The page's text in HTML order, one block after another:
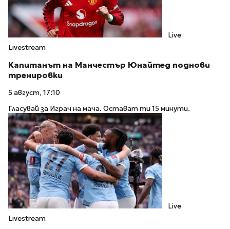
Live
Livestream
Капитанът на Манчестър Юнайтед поднови
тренировки
5 август, 17:10
Гласувай за Играч на мача. Остават ти 15 минути.
Live
Livestream